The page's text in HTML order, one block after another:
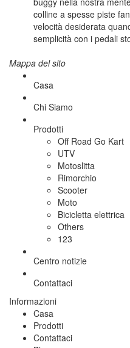
colline a spesse piste
velocità desiderata
semplicità con i pedali
Mappa del sito
Casa
Chi Siamo
Prodotti
Off Road Go Kart
UTV
Motoslitta
Rimorchio
Scooter
Moto
Bicicletta elettrica
Others
123
Centro notizie
Contattaci
Informazioni
Casa
Prodotti
Contattaci